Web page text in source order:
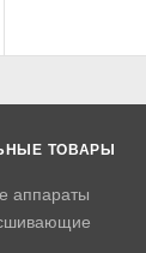
ТОВАРЫ
аппараты